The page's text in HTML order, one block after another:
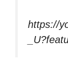
https://